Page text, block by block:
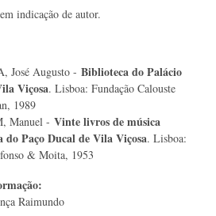
indicação de autor.
José Augusto - Biblioteca do Palácio
Viçosa. Lisboa: Fundação Calouste
1989
Manuel - Vinte livros de música
do Paço Ducal de Vila Viçosa. Lisboa:
& Moita, 1953
Raimundo